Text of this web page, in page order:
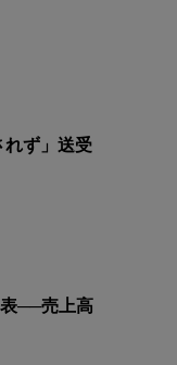
れず」送受
──売上高